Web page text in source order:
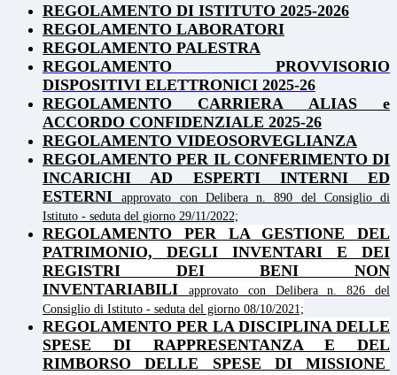
REGOLAMENTO DI ISTITUTO 2025-2026
REGOLAMENTO LABORATORI
REGOLAMENTO PALESTRA
REGOLAMENTO PROVVISORIO
DISPOSITIVI ELETTRONICI 2025-26
REGOLAMENTO CARRIERA ALIAS e
ACCORDO CONFIDENZIALE 2025-26
REGOLAMENTO VIDEOSORVEGLIANZA
REGOLAMENTO PER IL CONFERIMENTO DI
INCARICHI AD ESPERTI INTERNI ED
ESTERNIapprovato con Delibera n. 890 del Consiglio di
Istituto - seduta del giorno 29/11/2022;
REGOLAMENTO PER LA GESTIONE DEL
PATRIMONIO, DEGLI INVENTARI E DEI
REGISTRI DEI BENI NON
INVENTARIABILI
approvato con Delibera n. 826 del
Consiglio di Istituto - seduta del giorno 08/10/2021;
REGOLAMENTO PER LA DISCIPLINA DELLE
SPESE DI RAPPRESENTANZA E DEL
RIMBORSO DELLE SPESE DI MISSIONE